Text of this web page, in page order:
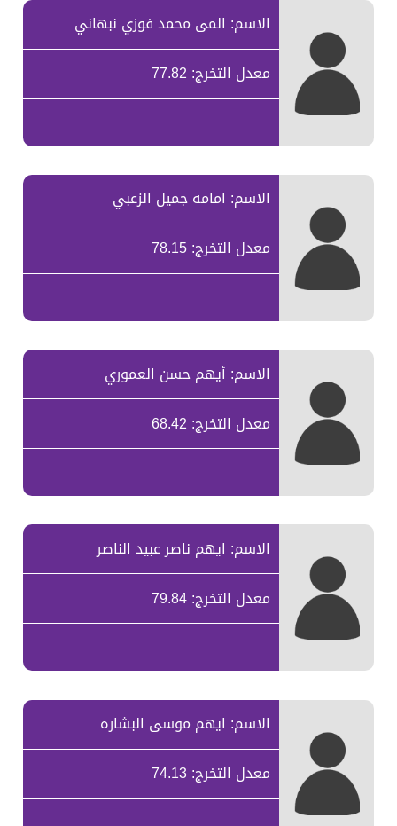
الاسم: المى محمد فوزي نبهاني
معدل التخرج: 77.82
الاسم: امامه جميل الزعبي
معدل التخرج: 78.15
الاسم: أيهم حسن العموري
معدل التخرج: 68.42
الاسم: ايهم ناصر عبيد الناصر
معدل التخرج: 79.84
الاسم: ايهم موسى البشاره
معدل التخرج: 74.13